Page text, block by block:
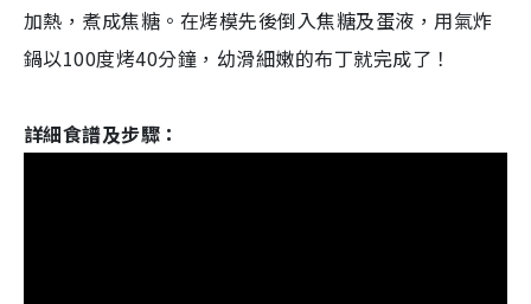
加熱，煮成焦糖。在烤模先後倒入焦糖及蛋液，用氣炸
鍋以100度烤40分鐘，幼滑細嫩的布丁就完成了！
詳細食譜及步驟：